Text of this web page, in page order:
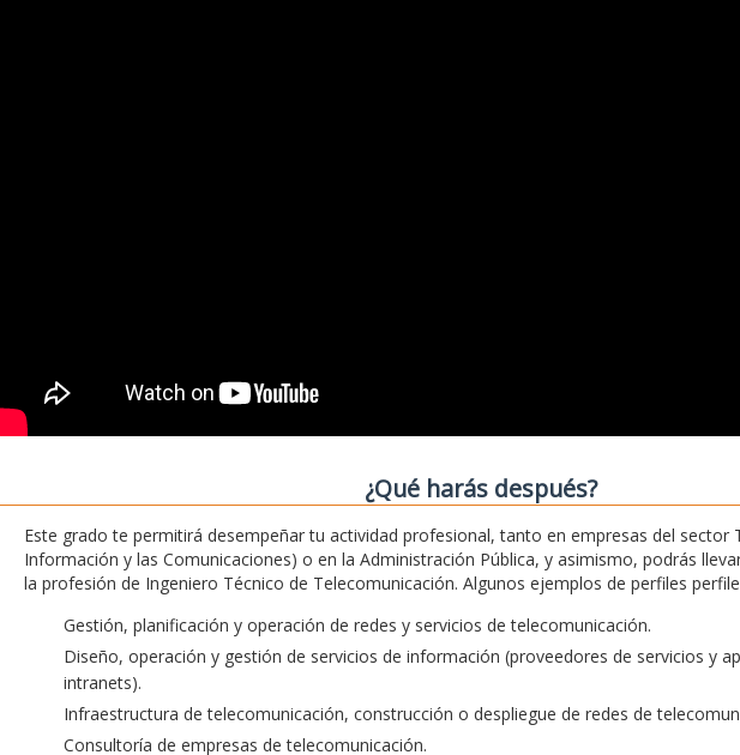
¿Qué harás después?
Este grado te permitirá desempeñar tu actividad profesional, tanto en empresas del sector
Información y las Comunicaciones) o en la Administración Pública, y asimismo, podrás
la profesión de Ingeniero Técnico de Telecomunicación. Algunos ejemplos de perfiles
Gestión, planificación y operación de redes y servicios de telecomunicación.
Diseño, operación y gestión de servicios de información (proveedores de servicios y
intranets).
Infraestructura de telecomunicación, construcción o despliegue de redes de
Consultoría de empresas de telecomunicación.